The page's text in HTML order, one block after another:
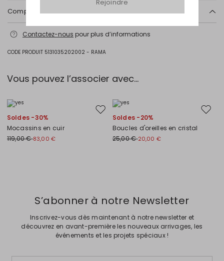
Composition et lavage
Lavage max 30 °c - textiles délicats; blanchiment chloré interdit;
séchage en tambour interdit; sécher normalement à l'ombre;
Contactez-nous pour plus d’informations
CODE PRODUIT 5131035202002 - RAMA
Vous pouvez l’associer avec…
Ajouter vers la liste de souhaits
Soldes -30%
Mocassins en cuir
119,00 €83,00 €
Soldes -20%
Boucles d'oreilles en cristal
25,00 €20,00 €
S’abonner à notre Newsletter
Inscrivez-vous dès maintenant à notre newsletter et
découvrez en avant-première les nouveaux arrivages, les
événements et les projets spéciaux !
Rejoindre